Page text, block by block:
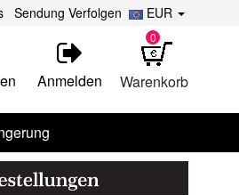
EUR
Sendung Verfolgen
Warenkorb
0
Anmelden